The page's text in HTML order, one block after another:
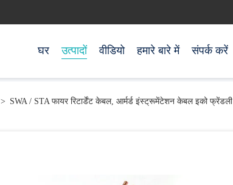
घर उत्पादों वीडियो हमारे बारे में संपर्क करें
> SWA / STA फायर रिटार्डेंट केबल, आर्मर्ड इंस्ट्रूमेंटेशन केबल इको फ्रेंडली